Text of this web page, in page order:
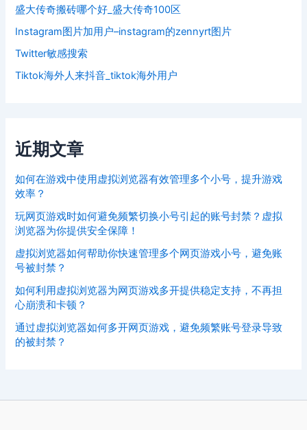
盛大传奇搬砖哪个好_盛大传奇100区
Instagram图片加用户–instagram的zennyrt图片
Twitter敏感搜索
Tiktok海外人来抖音_tiktok海外用户
近期文章
如何在游戏中使用虚拟浏览器有效管理多个小号，提升游戏
效率？
玩网页游戏时如何避免频繁切换小号引起的账号封禁？虚拟
浏览器为你提供安全保障！
虚拟浏览器如何帮助你快速管理多个网页游戏小号，避免账
号被封禁？
如何利用虚拟浏览器为网页游戏多开提供稳定支持，不再担
心崩溃和卡顿？
通过虚拟浏览器如何多开网页游戏，避免频繁账号登录导致
的被封禁？